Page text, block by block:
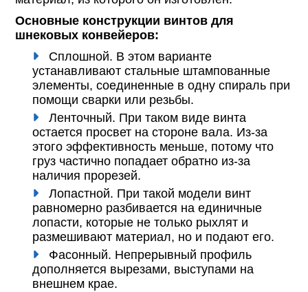
Основные конструкции винтов для
шнековых конвейеров:
Сплошной. В этом варианте
устанавливают стальные штампованные
элементы, соединенные в одну спираль при
помощи сварки или резьбы.
Ленточный. При таком виде винта
остается просвет на стороне вала. Из-за
этого эффективность меньше, потому что
груз частично попадает обратно из-за
наличия прорезей.
Лопастной. При такой модели винт
равномерно разбивается на единичные
лопасти, которые не только рыхлят и
размешивают материал, но и подают его.
Фасонный. Непрерывный профиль
дополняется вырезами, выступами на
внешнем крае.